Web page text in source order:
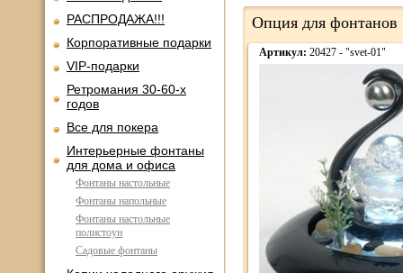
РАСПРОДАЖА!!!
Корпоративные подарки
VIP-подарки
Ретромания 30-60-х
годов
Все для покера
Интерьерные фонтаны
для дома и офиса
Фонтаны настольные
Фонтаны напольные
Фонтаны настольные
полистоун
Садовые фонтаны
Опция для фонтанов
Артикул: 20427 - "svet-01"